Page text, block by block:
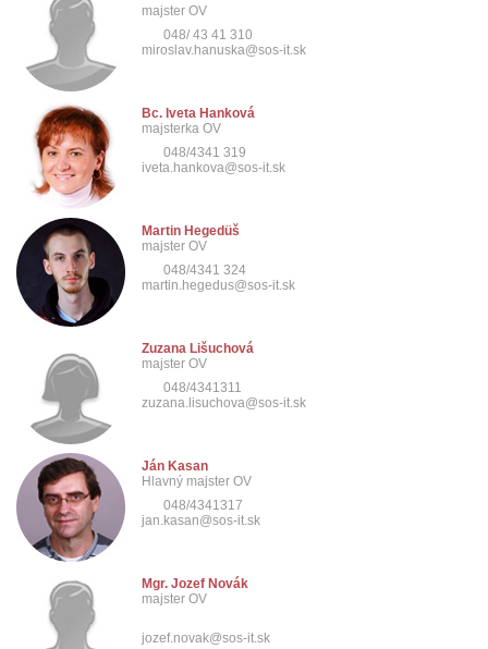
majster OV
048/ 43 41 310
miroslav.hanuska@sos-it.sk
Bc. Iveta Hanková
majsterka OV
048/4341 319
iveta.hankova@sos-it.sk
Martin Hegedüš
majster OV
048/4341 324
martin.hegedus@sos-it.sk
Zuzana Lišuchová
majster OV
048/4341311
zuzana.lisuchova@sos-it.sk
Ján Kasan
Hlavný majster OV
048/4341317
jan.kasan@sos-it.sk
Mgr. Jozef Novák
majster OV
jozef.novak@sos-it.sk